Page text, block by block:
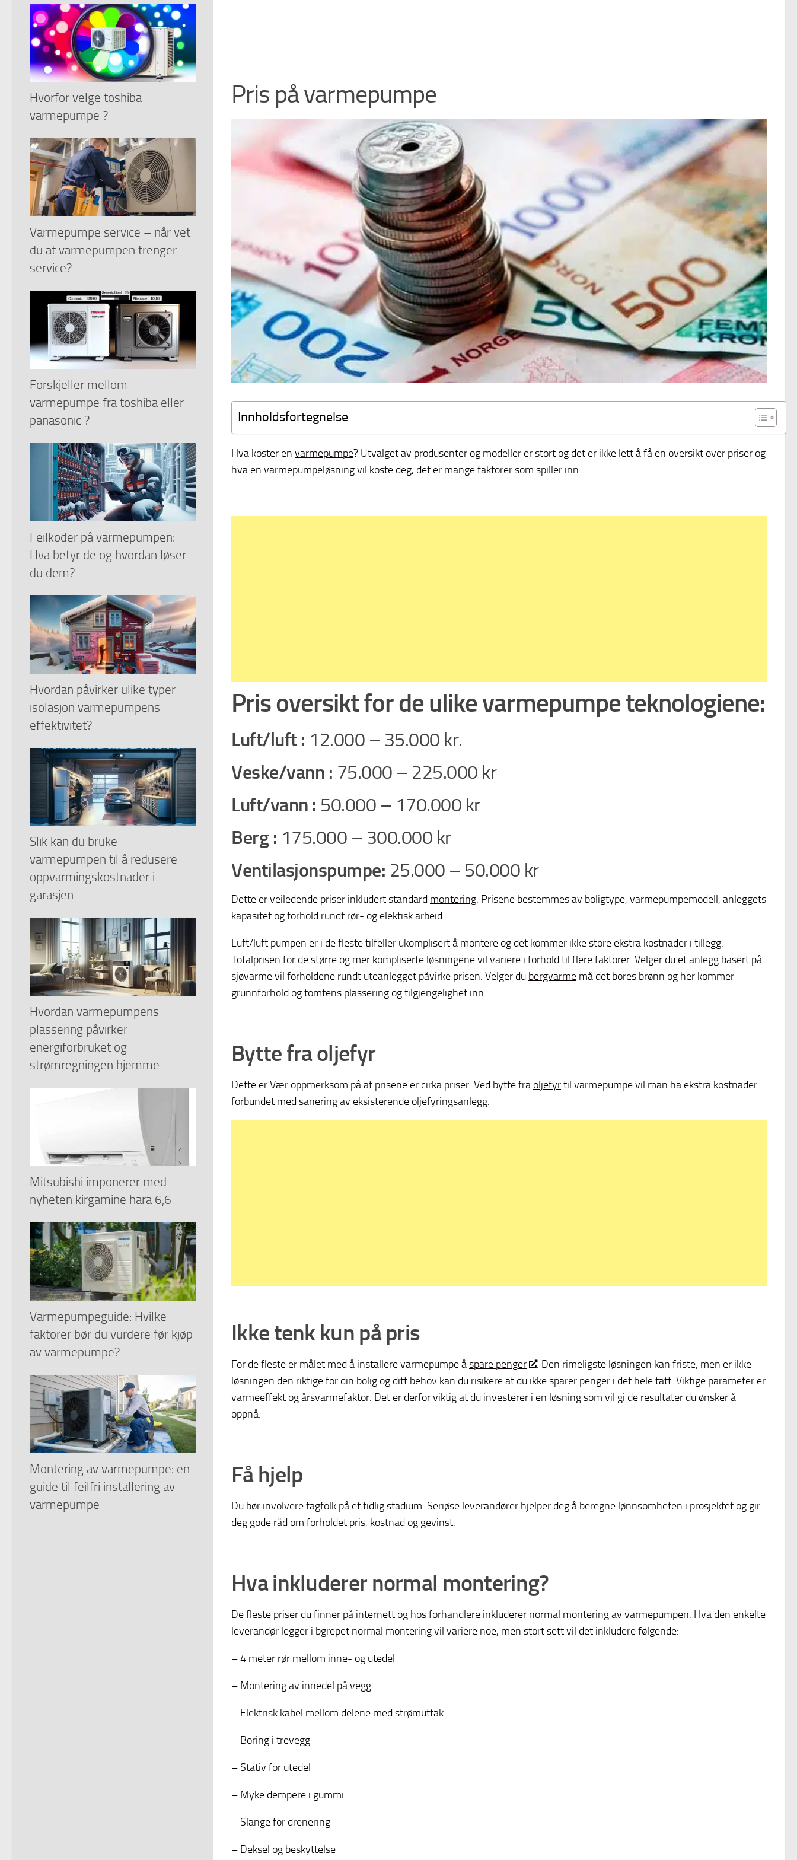
Pris på varmepumpe
Innholdsfortegnelse
Hva koster en varmepumpe? Utvalget av produsenter og modeller er stort og det er ikke lett å få en oversikt over priser og
hva en varmepumpeløsning vil koste deg, det er mange faktorer som spiller inn.
Pris oversikt for de ulike varmepumpe teknologiene:
Luft/luft : 12.000 – 35.000 kr.
Veske/vann : 75.000 – 225.000 kr
Luft/vann : 50.000 – 170.000 kr
Berg : 175.000 – 300.000 kr
Ventilasjonspumpe: 25.000 – 50.000 kr
Dette er veiledende priser inkludert standard montering. Prisene bestemmes av boligtype, varmepumpemodell, anleggets
kapasitet og forhold rundt rør- og elektisk arbeid.
Luft/luft pumpen er i de fleste tilfeller ukomplisert å montere og det kommer ikke store ekstra kostnader i tillegg.
Totalprisen for de større og mer kompliserte løsningene vil variere i forhold til flere faktorer. Velger du et anlegg basert på
sjøvarme vil forholdene rundt uteanlegget påvirke prisen. Velger du bergvarme må det bores brønn og her kommer
grunnforhold og tomtens plassering og tilgjengelighet inn.
Bytte fra oljefyr
Dette er Vær oppmerksom på at prisene er cirka priser. Ved bytte fra oljefyrtil varmepumpe vil man ha ekstra kostnader
forbundet med sanering av eksisterende oljefyringsanlegg.
Ikke tenk kun på pris
For de fleste er målet med å installere varmepumpe åspare penger
. Den rimeligste løsningen kan friste, men er ikke
løsningen den riktige for din bolig og ditt behov kan du risikere at du ikke sparer penger i det hele tatt. Viktige parameter er
varmeeffekt og årsvarmefaktor. Det er derfor viktig at du investerer i en løsning som vil gi de resultater du ønsker å
oppnå.
Få hjelp
Du bør involvere fagfolk på et tidlig stadium. Seriøse leverandører hjelper deg å beregne lønnsomheten i prosjektet og gir
deg gode råd om forholdet pris, kostnad og gevinst.
Hva inkluderer normal montering?
De fleste priser du finner på internett og hos forhandlere inkluderer normal montering av varmepumpen. Hva den enkelte
leverandør legger i bgrepet normal montering vil variere noe, men stort sett vil det inkludere følgende:
– 4 meter rør mellom inne- og utedel
– Montering av innedel på vegg
– Elektrisk kabel mellom delene med strømuttak
– Boring i trevegg
– Stativ for utedel
– Myke dempere i gummi
– Slange for drenering
– Deksel og beskyttelse
Hvorfor velge toshiba
varmepumpe ?
Varmepumpe service – når vet
du at varmepumpen trenger
service?
Forskjeller mellom
varmepumpe fra toshiba eller
panasonic ?
Feilkoder på varmepumpen:
Hva betyr de og hvordan løser
du dem?
Hvordan påvirker ulike typer
isolasjon varmepumpens
effektivitet?
Slik kan du bruke
varmepumpen til å redusere
oppvarmingskostnader i
garasjen
Hvordan varmepumpens
plassering påvirker
energiforbruket og
strømregningen hjemme
Mitsubishi imponerer med
nyheten kirgamine hara 6,6
Varmepumpeguide: Hvilke
faktorer bør du vurdere før kjøp
av varmepumpe?
Montering av varmepumpe: en
guide til feilfri installering av
varmepumpe